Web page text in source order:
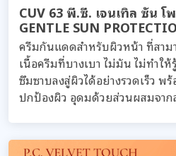
CUV 63 พี.ซี. เจนเทิล ซัน โ
GENTLE SUN
ครีมกันแดดสำหรับผิวหน้า ที่สาม
เนื้อครีมที่บางเบา ไม่มัน ไม่ทำใ
ซึมซาบลงสู่ผิวได้อย่างรวดเร็ว พ
ปกป้องผิว อุดมด้วยส่วนผสมจาก